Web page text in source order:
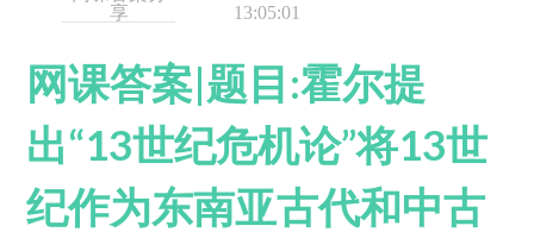
享
13:05:01
网课答案|题目:霍尔提
出“13世纪危机论”将13世
纪作为东南亚古代和中古